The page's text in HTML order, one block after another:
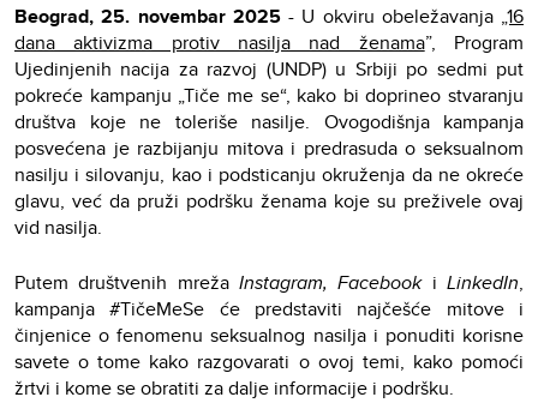
Beograd, 25. novembar 2025- U okviru obeležavanja „16
dana aktivizma protiv nasilja nad ženama”, Program
Ujedinjenih nacija za razvoj (UNDP) u Srbiji po sedmi put
pokreće kampanju „Tiče me se“, kako bi doprineo stvaranju
društva koje ne toleriše nasilje. Ovogodišnja kampanja
posvećena je razbijanju mitova i predrasuda o seksualnom
nasilju i silovanju, kao i podsticanju okruženja da ne okreće
glavu, već da pruži podršku ženama koje su preživele ovaj
vid nasilja.
Putem društvenih mreža Instagram, FacebookiLinkedIn,
kampanja #TičeMeSe će predstaviti najčešće mitove i
činjenice o fenomenu seksualnog nasilja i ponuditi korisne
savete o tome kako razgovarati o ovoj temi, kako pomoći
žrtvi i kome se obratiti za dalje informacije i podršku.